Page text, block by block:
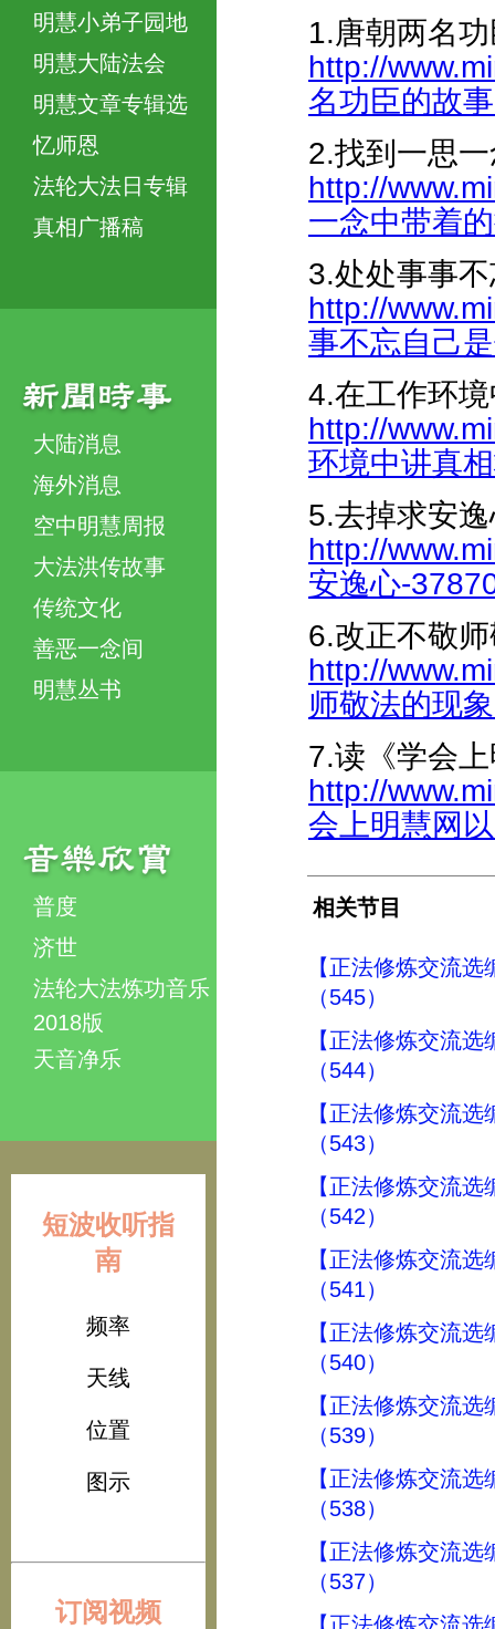
明慧小弟子园地
明慧大陆法会
明慧文章专辑选
忆师恩
法轮大法日专辑
真相广播稿
大陆消息
海外消息
空中明慧周报
大法洪传故事
传统文化
善恶一念间
明慧丛书
普度
济世
法轮大法炼功音乐
2018版
天音净乐
短波收听指
南
频率
天线
位置
图示
订阅视频
1.唐朝两名
http://
名功臣的故
2.找到一思
http://
一念中带着
3.处处事事
http://
事不忘自己
4.在工作环
http://
环境中讲真
5.去掉求安
http://
安逸心-
6.改正不敬
http://
师敬法的现
7.读《学会
http://
会上明慧网
相关节目
【正法修炼交流
（545）
【正法修炼交流
（544）
【正法修炼交流
（543）
【正法修炼交流
（542）
【正法修炼交流
（541）
【正法修炼交流
（540）
【正法修炼交流
（539）
【正法修炼交流
（538）
【正法修炼交流
（537）